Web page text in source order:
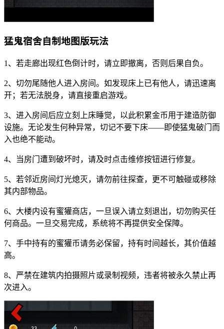
猛鬼宿舍自制地图版玩法
1、若走廊出现红色倒计时，请立即撤离，否则后果自负。
2、切勿尾随他人进入房间。如发现床上已有他人，请迅速离
开；若无法脱身，请直接重启游戏。
3、进入房间后应立刻上床睡觉，以此积累金币用于建造防御
设施。无论发生何种异常，切记不要下床——即使猛鬼破门而
入也绝不能动。
4、当房门遭到破坏时，请及时点击维修按钮进行修复。
5、若邻近房间灯光熄灭，请勿前往探查，更不可触碰或移除
其内部物品。
6、大楼内设有蜜獾商店，一旦误入请立刻退出，切勿购买任
何商品。一旦交易完成，系统将不再提供安全保障。
7、手中持有的蜜獾币请务必保留，持有时间越长，其价值越
高。
8、严禁在建筑内拍摄照片或录制视频，违者将被永久禁止再
次进入。